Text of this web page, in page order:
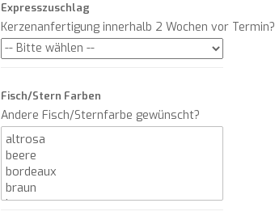
Expresszuschlag
Kerzenanfertigung innerhalb 2 Wochen vor Termin?
Fisch/Stern Farben
Andere Fisch/Sternfarbe gewünscht?